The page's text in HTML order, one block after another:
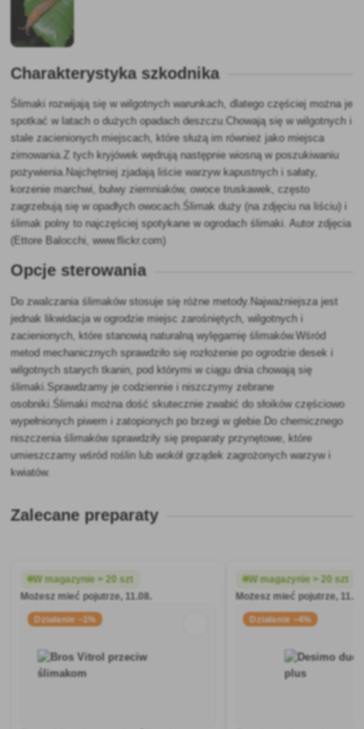
Charakterystyka szkodnika
Ślimaki rozwijają się w wilgotnych warunkach, dlatego częściej można je
spotkać w latach o dużych opadach deszczu.Chowają się w wilgotnych i
stale zacienionych miejscach, które służą im również jako miejsca
zimowania.Z tych kryjówek wędrują następnie wiosną w poszukiwaniu
pożywienia.Najchętniej zjadają liście warzyw kapustnych i sałaty,
korzenie marchwi, bulwy ziemniaków, owoce truskawek, często
zagrzebują się w opadłych owocach.Ślimak duży (na zdjęciu na liściu) i
ślimak polny to najczęściej spotykane w ogrodach ślimaki.Autor zdjęcia
( Ettore Balocchi, www.flickr.com)
Opcje sterowania
Do zwalczania ślimaków stosuje się różne metody.Najważniejsza jest
jednak likwidacja w ogrodzie miejsc zarośniętych, wilgotnych i
zacienionych, które stanowią naturalną wylęgarnię ślimaków.Wśród
metod mechanicznych sprawdziło się rozłożenie po ogrodzie desek i
wilgotnych starych tkanin, pod którymi w ciągu dnia chowają się
ślimaki.Sprawdzamy je codziennie i niszczymy zebrane
osobniki.Ślimaki można dość skutecznie zwabić do słoików częściowo
wypełnionych piwem i zatopionych po brzegi w glebie.Do chemicznego
niszczenia ślimaków sprawdziły się preparaty przynętowe, które
umieszczamy wśród roślin lub wokół grządek zagrożonych warzyw i
kwiatów.
Zalecane preparaty
W magazynie > 20 szt
Możesz mieć pojutrze, 11.08.
Działanie −1%
W magazynie > 20 szt
Możesz mieć pojutrze,
Działanie −4%